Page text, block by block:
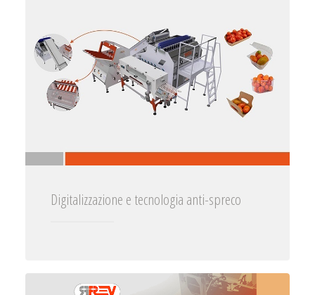
Digitalizzazione e tecnologia anti-spreco